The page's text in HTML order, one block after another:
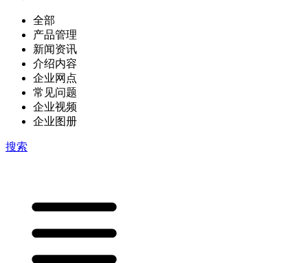
全部
产品管理
新闻资讯
介绍内容
企业网点
常见问题
企业视频
企业图册
搜索